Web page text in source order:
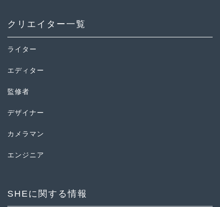
クリエイター一覧
ライター
エディター
監修者
デザイナー
カメラマン
エンジニア
SHEに関する情報